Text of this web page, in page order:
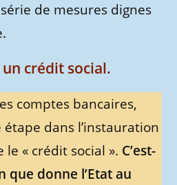
de mesures dignes
crédit social.
comptes bancaires,
étape dans l’instauration
le « crédit social ». C’est-
que donne l’Etat au